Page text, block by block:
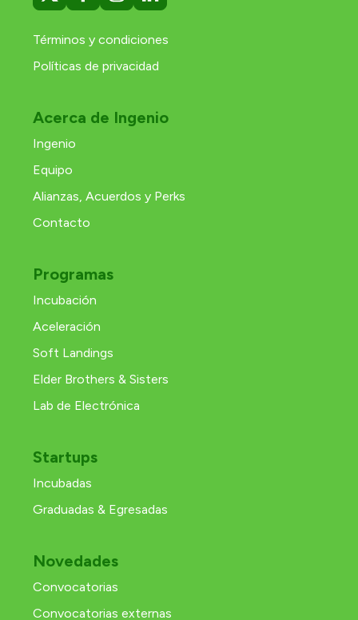
Términos y condiciones
Políticas de privacidad
Acerca de Ingenio
Ingenio
Equipo
Alianzas, Acuerdos y Perks
Contacto
Programas
Incubación
Aceleración
Soft Landings
Elder Brothers & Sisters
Lab de Electrónica
Startups
Incubadas
Graduadas & Egresadas
Novedades
Convocatorias
Convocatorias externas